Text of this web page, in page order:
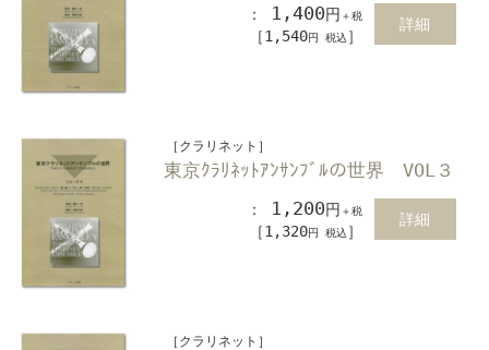
： 1,400円 ＋税
［1,540円 税込 ］
詳細
［クラリネット］
東京ｸﾗﾘﾈｯﾄｱﾝｻﾝﾌﾞﾙの世界 VOL３
： 1,200円 ＋税
［1,320円 税込 ］
詳細
［クラリネット］